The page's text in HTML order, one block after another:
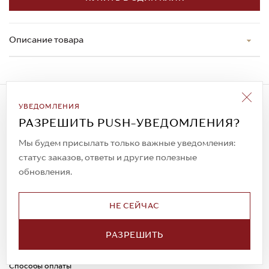
Описание товара
УВЕДОМЛЕНИЯ
РАЗРЕШИТЬ PUSH-УВЕДОМЛЕНИЯ?
Мы будем присылать только важные уведомления:
статус заказов, ответы и другие полезные
обновления.
НЕ СЕЙЧАС
РАЗРЕШИТЬ
Подписаться на рассылку
Всегда будьте в курсе новых акций и
спецпредложений!
© 2023. AIT Shoes
Все права защищены
Доставка
Способы оплаты
Обмен и возврат
Каспи-Ред